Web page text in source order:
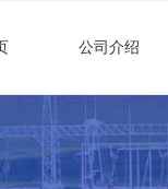
公司介绍